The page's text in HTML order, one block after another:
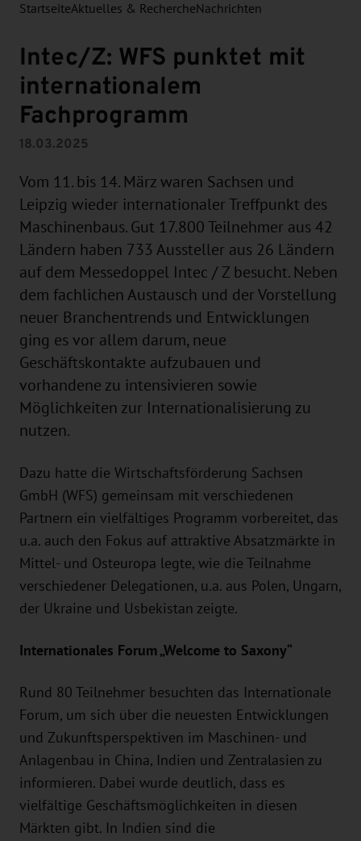
StartseiteAktuelles & RechercheNachrichten
Intec/Z: WFS punktet mit
internationalem
Fachprogramm
18.03.2025
Vom 11. bis 14. März waren Sachsen und
Leipzig wieder internationaler Treffpunkt des
Maschinenbaus. Gut 17.800 Teilnehmer aus 42
Ländern haben 733 Aussteller aus 26 Ländern
auf dem Messedoppel Intec / Z besucht. Neben
dem fachlichen Austausch und der Vorstellung
neuer Branchentrends und Entwicklungen
ging es vor allem darum, neue
Geschäftskontakte aufzubauen und
vorhandene zu intensivieren sowie
Möglichkeiten zur Internationalisierung zu
nutzen.
Dazu hatte die Wirtschaftsförderung Sachsen
GmbH (WFS) gemeinsam mit verschiedenen
Partnern ein vielfältiges Programm vorbereitet, das
u.a. auch den Fokus auf attraktive Absatzmärkte in
Mittel- und Osteuropa legte, wie die Teilnahme
verschiedener Delegationen, u.a. aus Polen, Ungarn,
der Ukraine und Usbekistan zeigte.
Internationales Forum „Welcome to Saxony“
Rund 80 Teilnehmer besuchten das Internationale
Forum, um sich über die neuesten Entwicklungen
und Zukunftsperspektiven im Maschinen- und
Anlagenbau in China, Indien und Zentralasien zu
informieren. Dabei wurde deutlich, dass es
vielfältige Geschäftsmöglichkeiten in diesen
Märkten gibt. In Indien sind die